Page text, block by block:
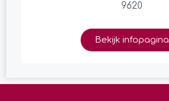
9620
Bekijk infopagina